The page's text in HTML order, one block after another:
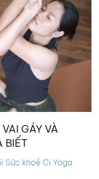
GÁY VÀ
BIẾT
Sức khoẻ Ci Yoga